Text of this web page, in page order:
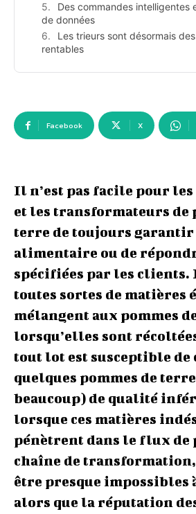
Des commandes intelligentes
de données
Les trieurs sont désormais
rentables
Facebook X
Il n’est pas facile pour
et les transformateurs de
terre de toujours
alimentaire ou de
spécifiées par les clients.
toutes sortes de matières
mélangent aux pommes
lorsqu’elles sont
tout lot est susceptible
quelques pommes de
beaucoup) de qualité
lorsque ces matières
pénètrent dans le flux de
chaîne de
être presque impossibles
alors que la réputation